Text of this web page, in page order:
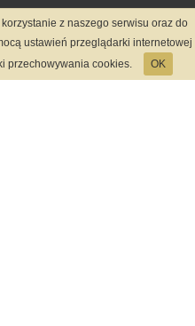
z naszego serwisu oraz do
ustawień przeglądarki internetowej
przechowywania cookies.
OK